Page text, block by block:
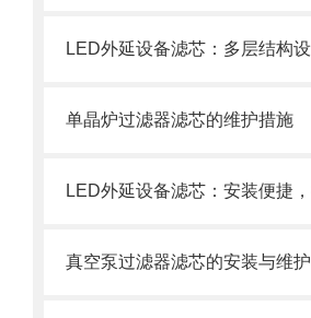
单晶炉过滤器滤芯的维护措施
真空泵过滤器滤芯的安装与维护